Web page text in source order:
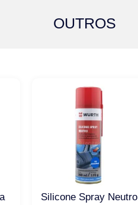
OUTROS
Silicone Spray Neutro